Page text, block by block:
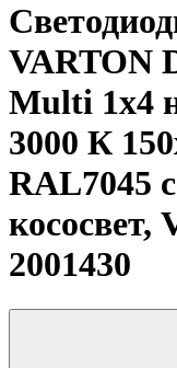
VARTON
Multi 1x4
3000 К
RAL7045
кососвет,
2001430